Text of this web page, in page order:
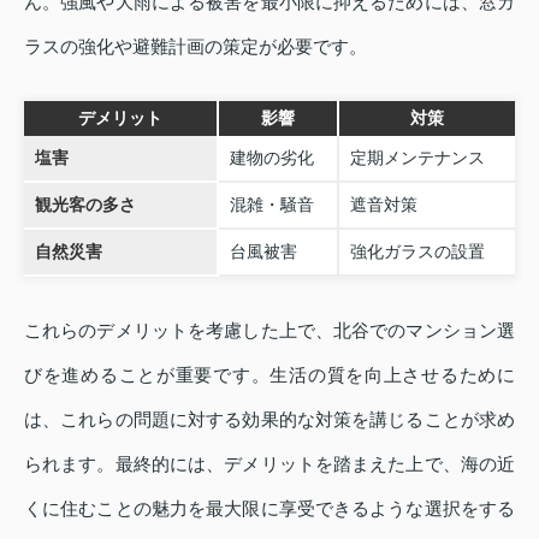
ラスの強化や避難計画の策定が必要です。
デメリット 影響 対策
塩害 建物の劣化 定期メンテナンス
観光客の多さ 混雑・騒音 遮音対策
自然災害 台風被害 強化ガラスの設置
これらのデメリットを考慮した上で、北谷でのマンション選
びを進めることが重要です。生活の質を向上させるために
は、これらの問題に対する効果的な対策を講じることが求め
られます。最終的には、デメリットを踏まえた上で、海の近
くに住むことの魅力を最大限に享受できるような選択をする